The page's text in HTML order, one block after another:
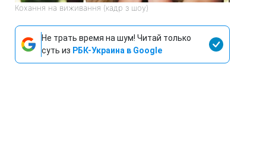
Кохання на виживання (кадр з шоу)
Не трать время на шум! Читай только
суть из РБК-Украина в Google